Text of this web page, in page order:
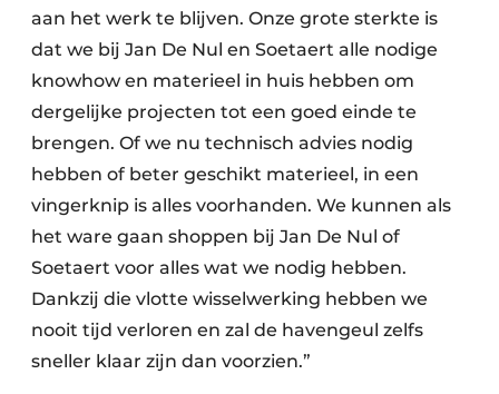
aan het werk te blijven. Onze grote sterkte is
dat we bij Jan De Nul en Soetaert alle nodige
knowhow en materieel in huis hebben om
dergelijke projecten tot een goed einde te
brengen. Of we nu technisch advies nodig
hebben of beter geschikt materieel, in een
vingerknip is alles voorhanden. We kunnen als
het ware gaan shoppen bij Jan De Nul of
Soetaert voor alles wat we nodig hebben.
Dankzij die vlotte wisselwerking hebben we
nooit tijd verloren en zal de havengeul zelfs
sneller klaar zijn dan voorzien.”